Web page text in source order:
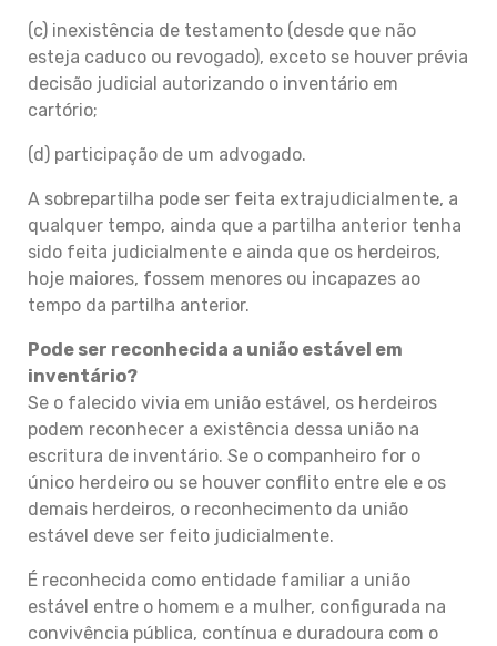
(c) inexistência de testamento (desde que não
esteja caduco ou revogado), exceto se houver prévia
decisão judicial autorizando o inventário em
cartório;
(d) participação de um advogado.
A sobrepartilha pode ser feita extrajudicialmente, a
qualquer tempo, ainda que a partilha anterior tenha
sido feita judicialmente e ainda que os herdeiros,
hoje maiores, fossem menores ou incapazes ao
tempo da partilha anterior.
Pode ser reconhecida a união estável em
inventário?
Se o falecido vivia em união estável, os herdeiros
podem reconhecer a existência dessa união na
escritura de inventário. Se o companheiro for o
único herdeiro ou se houver conflito entre ele e os
demais herdeiros, o reconhecimento da união
estável deve ser feito judicialmente.
É reconhecida como entidade familiar a união
estável entre o homem e a mulher, configurada na
convivência pública, contínua e duradoura com o